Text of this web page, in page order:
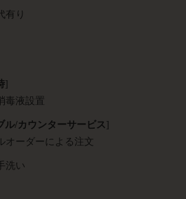
有り
]
毒液設置
ル/カウンターサービス]
オーダーによる注文
洗い